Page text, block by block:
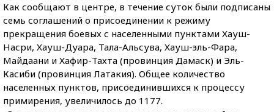
Как сообщают в центре, в течение суток были подписаны
семь соглашений о присоединении к режиму
прекращения боевых с населенными пунктами Хауш-
Насри, Хауш-Дуара, Тала-Альсува, Хауш-эль-Фара,
Майдаани и Хафир-Тахта (провинция Дамаск) и Эль-
Касиби (провинция Латакия). Общее количество
населенных пунктов, присоединившихся к процессу
примирения, увеличилось до 1177.